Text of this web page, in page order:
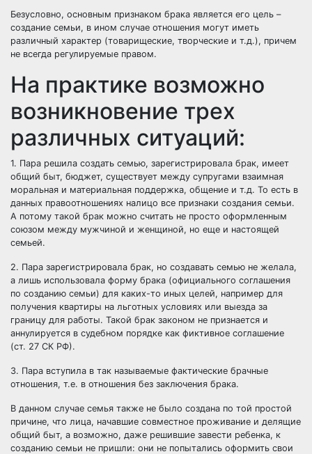
Безусловно, основным признаком брака является его цель –
создание семьи, в ином случае отношения могут иметь
различный характер (товарищеские, творческие и т.д.), причем
не всегда регулируемые правом.
На практике возможно
возникновение трех
различных ситуаций:
1. Пара решила создать семью, зарегистрировала брак, имеет
общий быт, бюджет, существует между супругами взаимная
моральная и материальная поддержка, общение и т.д. То есть в
данных правоотношениях налицо все признаки создания семьи.
А потому такой брак можно считать не просто оформленным
союзом между мужчиной и женщиной, но еще и настоящей
семьей.
2. Пара зарегистрировала брак, но создавать семью не желала,
а лишь использовала форму брака (официального соглашения
по созданию семьи) для каких-то иных целей, например для
получения квартиры на льготных условиях или выезда за
границу для работы. Такой брак законом не признается и
аннулируется в судебном порядке как фиктивное соглашение
(ст. 27 СК РФ).
3. Пара вступила в так называемые фактические брачные
отношения, т.е. в отношения без заключения брака.
В данном случае семья также не было создана по той простой
причине, что лица, начавшие совместное проживание и делящие
общий быт, а возможно, даже решившие завести ребенка, к
созданию семьи не пришли: они не попытались оформить свои